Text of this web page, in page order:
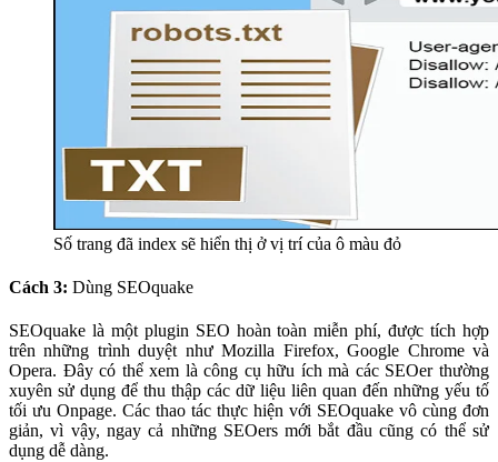
Số trang đã index sẽ hiển thị ở vị trí của ô màu đỏ
Cách 3: Dùng SEOquake
SEOquake là một plugin SEO hoàn toàn miễn phí, được tích hợp
trên những trình duyệt như Mozilla Firefox, Google Chrome và
Opera. Đây có thể xem là công cụ hữu ích mà các SEOer thường
xuyên sử dụng để thu thập các dữ liệu liên quan đến những yếu tố
tối ưu Onpage. Các thao tác thực hiện với SEOquake vô cùng đơn
giản, vì vậy, ngay cả những SEOers mới bắt đầu cũng có thể sử
dụng dễ dàng.